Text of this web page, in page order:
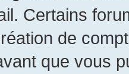
Certains
de
que vous